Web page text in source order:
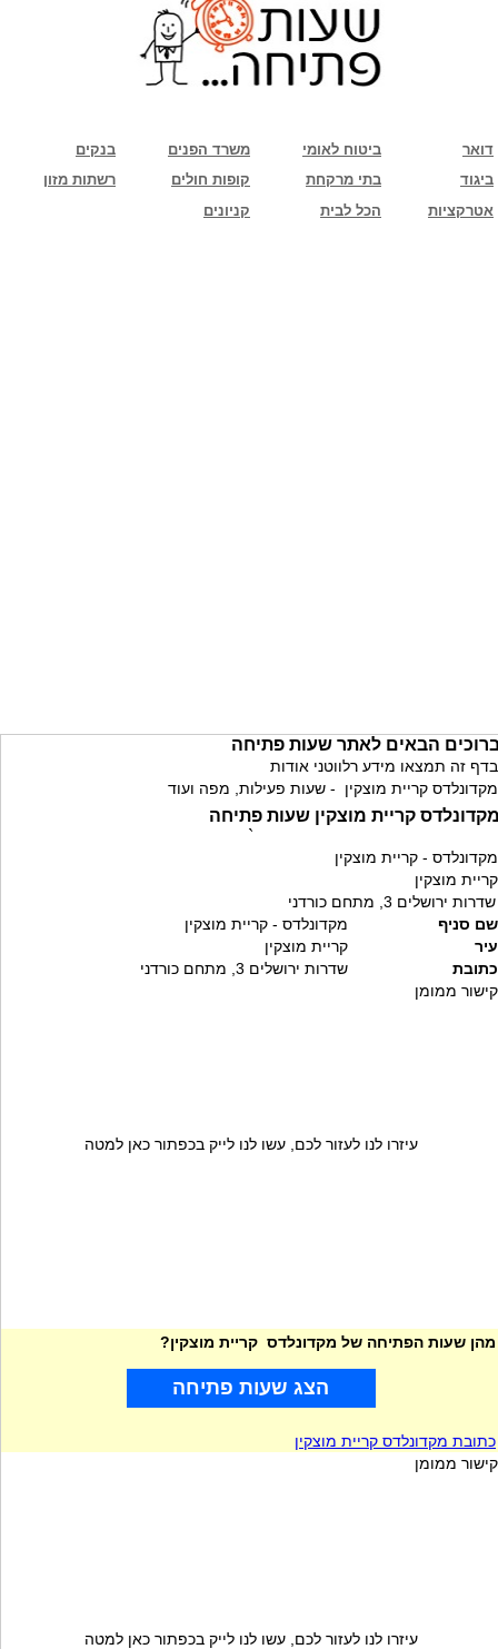
בנקים משרד הפנים ביטוח לאומי
דואר
רשתות מזון
קופות חולים בתי מרקחת
ביגוד
קניונים
הכל לבית אטרקציות
הבאים לאתר שעות פתיחה
בדף זה תמצאו מידע רלווטני אודות
מקדונלדס קריית מוצקין - שעות פעילות, מפה ועוד
קריית מוצקין שעות פתיחה
`
מקדונלדס - קריית מוצקין
קריית מוצקין
שדרות ירושלים 3, מתחם כורדני
שם סניף
מקדונלדס - קריית מוצקין
עיר
קריית מוצקין
כתובת
שדרות ירושלים 3, מתחם כורדני
קישור ממומן
עיזרו לנו לעזור לכם, עשו לנו לייק בכפתור כאן למטה
מהן שעות הפתיחה של מקדונלדס קריית מוצקין?
הצג שעות פתיחה
כתובת מקדונלדס קריית מוצקין
קישור ממומן
עיזרו לנו לעזור לכם, עשו לנו לייק בכפתור כאן למטה